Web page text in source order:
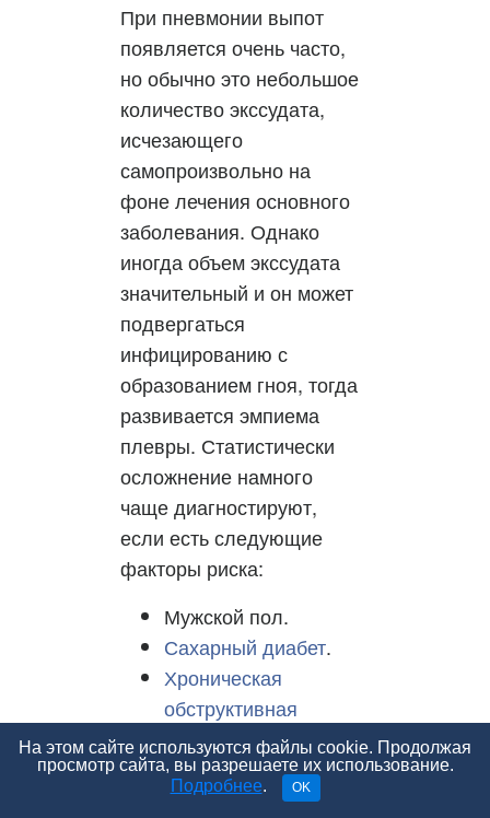
При пневмонии выпот
появляется очень часто,
но обычно это небольшое
количество экссудата,
исчезающего
самопроизвольно на
фоне лечения основного
заболевания. Однако
иногда объем экссудата
значительный и он может
подвергаться
инфицированию с
образованием гноя, тогда
развивается эмпиема
плевры. Статистически
осложнение намного
чаще диагностируют,
если есть следующие
факторы риска:
Мужской пол.
Сахарный диабет.
Хроническая
обструктивная
болезнь легких
(ХОБЛ).
Бронхоэктатическая
На этом сайте используются файлы cookie. Продолжая
просмотр сайта, вы разрешаете их использование.
Подробнее. OK